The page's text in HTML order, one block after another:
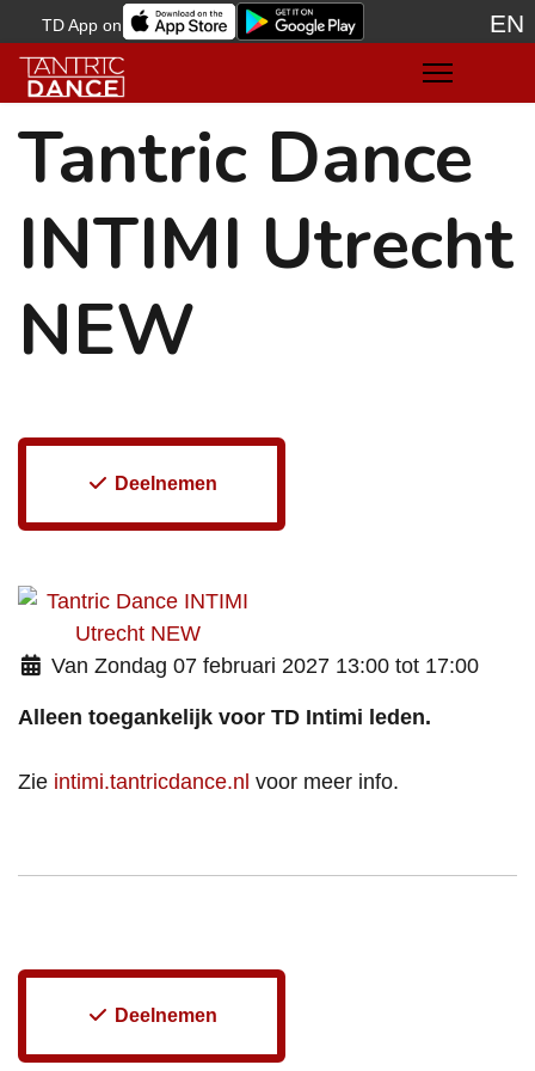
TD App on EN
Tantric Dance
INTIMI Utrecht
NEW
Deelnemen
Van Zondag 07 februari 2027 13:00 tot 17:00
Alleen toegankelijk voor TD Intimi leden.
Zie intimi.tantricdance.nl voor meer info.
Deelnemen